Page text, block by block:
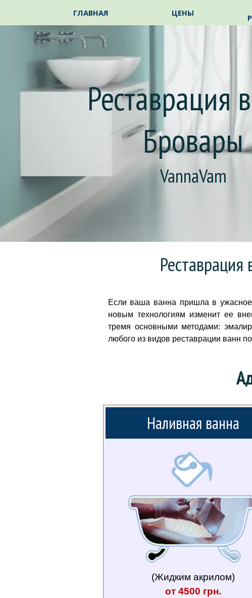
ГЛАВНАЯ ЦЕНЫ
Реставрация
Бровары
VannaVam
Реставрация
Если ваша ванна пришла в
новым технологиям изменит ее
тремя основными методами:
любого из видов реставрации ванн
Наливная ванна
(Жидким акрилом)
от 4500 грн.